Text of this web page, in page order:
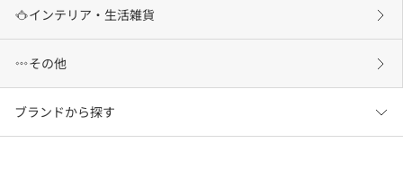
インテリア・生活雑貨
その他
ブランドから探す